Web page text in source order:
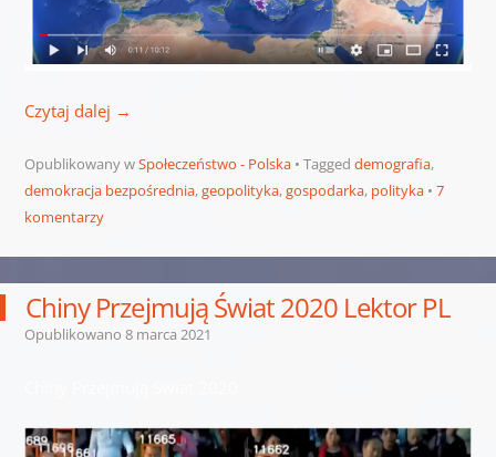
Czytaj dalej →
Opublikowany wSpołeczeństwo - Polska Tagged demografia,
demokracja bezpośrednia,geopolityka,gospodarka, polityka
7
komentarzy
Chiny Przejmują Świat 2020 Lektor PL
Opublikowano 8 marca 2021